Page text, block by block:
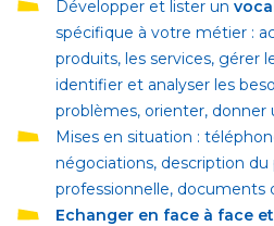
Développer et lister un
spécifique à votre métier :
produits, les services, gérer
identifier et analyser les
problèmes, orienter, donner
Mises en situation :
négociations, description
professionnelle, documents
Echanger en face à face